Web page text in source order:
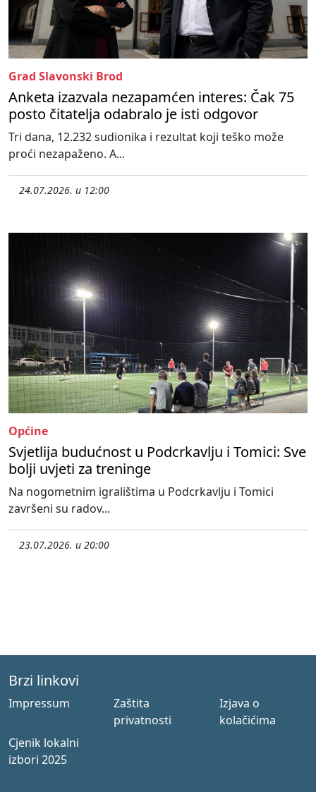
Grad Slavonski Brod
Anketa izazvala nezapamćen interes: Čak 75
posto čitatelja odabralo je isti odgovor
Tri dana, 12.232 sudionika i rezultat koji teško može
proći nezapaženo. A...
24.07.2026. u 12:00
Općine
Svjetlija budućnost u Podcrkavlju i Tomici: Sve
bolji uvjeti za treninge
Na nogometnim igralištima u Podcrkavlju i Tomici
završeni su radov...
23.07.2026. u 20:00
Brzi linkovi
Impressum
Zaštita
privatnosti
Izjava o
kolačićima
Cjenik lokalni
izbori 2025